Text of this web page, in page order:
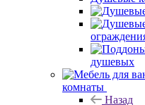
душевых
комнаты
Назад